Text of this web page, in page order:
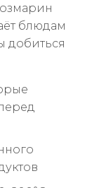
блюдам
добиться